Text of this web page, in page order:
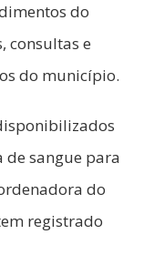
do
consultas e
do município.
de sangue para
do
registrado